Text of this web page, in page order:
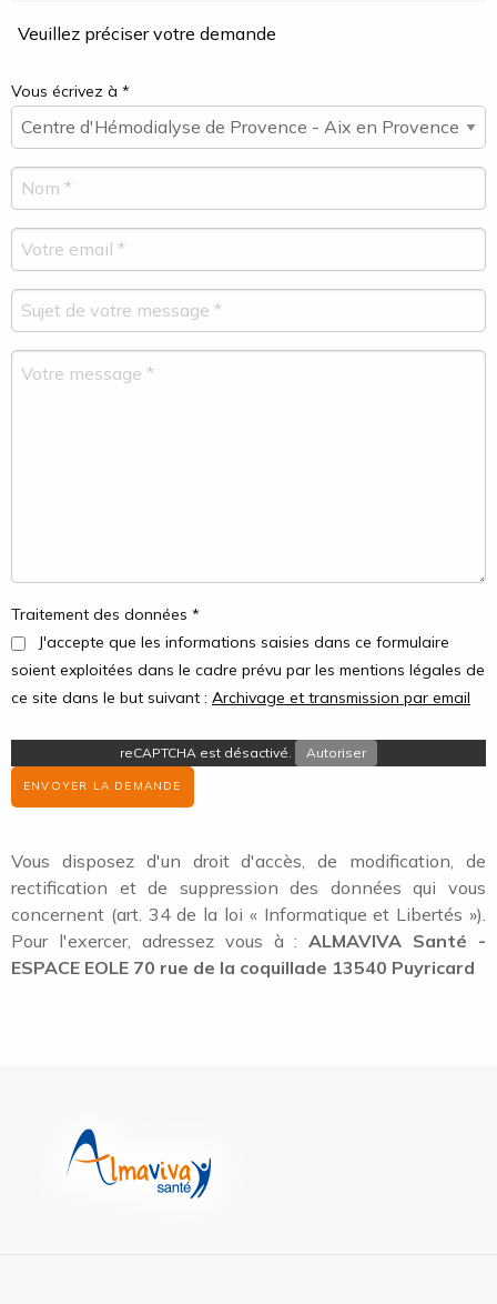
Veuillez préciser votre demande
Vous écrivez à *
Traitement des données *
J'accepte que les informations saisies dans ce formulaire
soient exploitées dans le cadre prévu par les mentions légales de
ce site dans le but suivant : Archivage et transmission par email
reCAPTCHA est désactivé. Autoriser
ENVOYER LA DEMANDE
Vous disposez d'un droit d'accès, de modification, de
rectification et de suppression des données qui vous
concernent (art. 34 de la loi « Informatique et Libertés »).
Pour l'exercer, adressez vous à :ALMAVIVA Santé -
ESPACE EOLE 70 rue de la coquillade 13540 Puyricard